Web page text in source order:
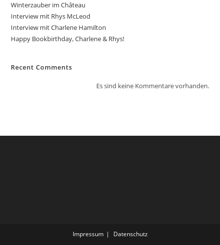
Winterzauber im Château
Interview mit Rhys McLeod
Interview mit Charlene Hamilton
Happy Bookbirthday, Charlene & Rhys!
Recent Comments
Es sind keine Kommentare vorhanden.
Impressum Datenschutz